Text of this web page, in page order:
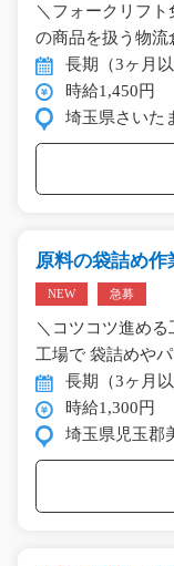
＼フォークリフ
の商品を扱う物
長期（3ヶ月以
時給1,450円
埼玉県さいた
原料の袋詰め作
NEW 急募
＼コツコツ進め
工場で 袋詰めや
長期（3ヶ月以
時給1,300円
埼玉県児玉郡